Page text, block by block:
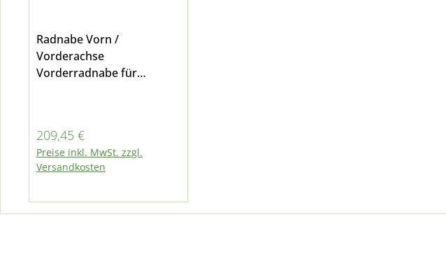
Radnabe Vorn /
Vorderachse
Vorderradnabe für
Regulärer Preis:
209,45 €
Preise inkl. MwSt. zzgl.
Versandkosten